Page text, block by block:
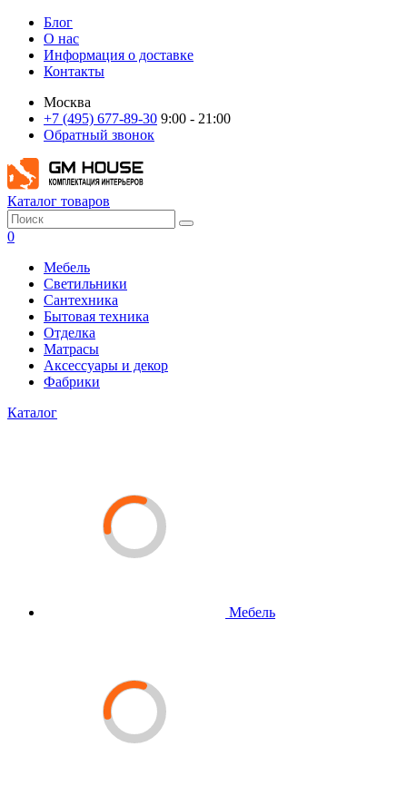
Блог
О нас
Информация о доставке
Контакты
Москва
+7 (495) 677-89-30 9:00 - 21:00
Обратный звонок
Каталог товаров
0
Мебель
Светильники
Сантехника
Бытовая техника
Отделка
Матрасы
Аксессуары и декор
Фабрики
Каталог
Мебель